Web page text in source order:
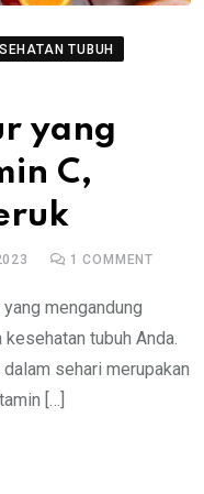
TUBUH
yang
C,
1 COMMENT
mengandung
tubuh Anda.
sehari merupakan
[…]